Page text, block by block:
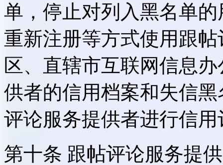
单，停止对列入黑名单
重新注册等方式使用跟
区、直辖市互联网信息
供者的信用档案和失信
评论服务提供者进行信用
第十条 跟帖评论服务提